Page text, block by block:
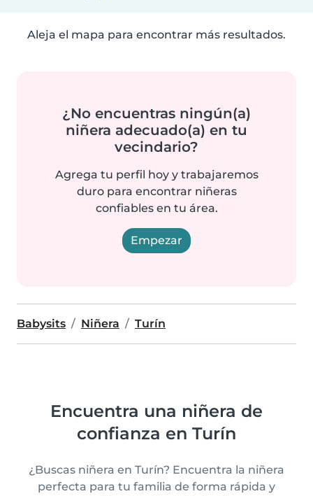
Aleja el mapa para encontrar más resultados.
¿No encuentras ningún(a)
niñera adecuado(a) en tu
vecindario?
Agrega tu perfil hoy y trabajaremos
duro para encontrar niñeras
confiables en tu área.
Empezar
Babysits Niñera Turín
Encuentra una niñera de
confianza en Turín
¿Buscas niñera en Turín? Encuentra la niñera
perfecta para tu familia de forma rápida y